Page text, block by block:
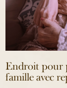
Endroit pour
famille avec